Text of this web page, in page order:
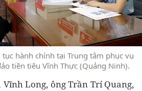
hành chính tại Trung tâm phục vụ
tiền tiêu Vĩnh Thực (Quảng Ninh).
Vĩnh Long, ông Trần Trí Quang,